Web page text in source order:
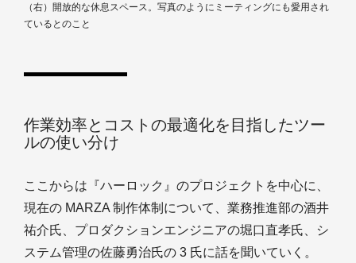
（右）開放的な休息スペース。写真のようにミーティングにも愛用され
ているとのこと
作業効率とコストの最適化を目指したツー
ルの使い分け
ここからは『ハーロック』のプロジェクトを中心に、
現在の MARZA 制作体制について、業務推進部の酒井
祐介氏、プロダクションエンジニアの堀口直孝氏、シ
ステム管理の佐藤勇治氏の 3 氏に話を聞いていく。